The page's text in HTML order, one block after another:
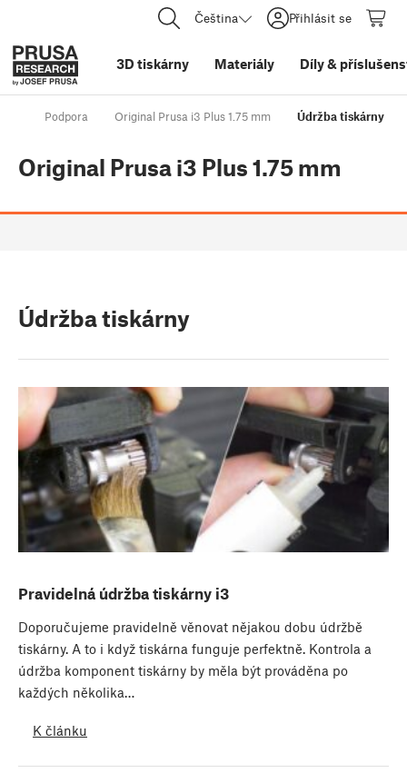
Čeština Přihlásit se
3D tiskárny Materiály Díly&
Podpora Original Prusa i3 Plus 1.75 mm Údržba tiskárny
Original Prusa i3 Plus 1.75 mm
Údržba tiskárny
Pravidelná údržba tiskárny i3
Doporučujeme pravidelně věnovat nějakou dobu údržbě
tiskárny. A to i když tiskárna funguje perfektně. Kontrola a
údržba komponent tiskárny by měla být prováděna po
každých několika…
K článku